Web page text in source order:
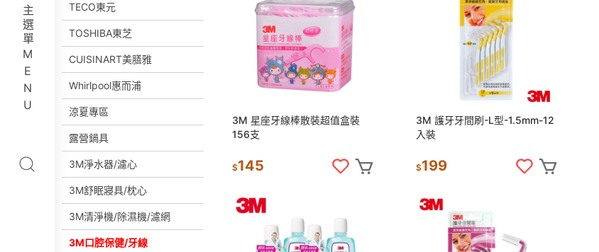
主選單MENU TECO東元
TOSHIBA東芝
CUISINART美膳雅
Whirlpool惠而浦
涼夏專區
露營鍋具
3M淨水器/濾心
3M舒眠寢具/枕心
3M清淨機/除濕機/濾網
3M口腔保健/牙線
3M 星座牙線棒散裝超值盒裝
156支
$145
3M 護牙牙間刷-L型-1.5mm-12
入裝
$199